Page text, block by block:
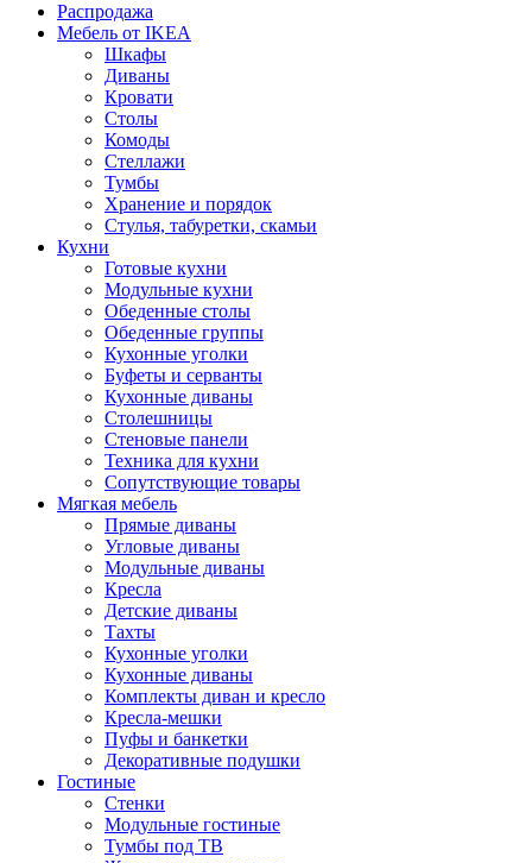
Распродажа
Мебель от IKEA
Шкафы
Диваны
Кровати
Столы
Комоды
Стеллажи
Тумбы
Хранение и порядок
Стулья, табуретки, скамьи
Кухни
Готовые кухни
Модульные кухни
Обеденные столы
Обеденные группы
Кухонные уголки
Буфеты и серванты
Кухонные диваны
Столешницы
Стеновые панели
Техника для кухни
Сопутствующие товары
Мягкая мебель
Прямые диваны
Угловые диваны
Модульные диваны
Кресла
Детские диваны
Тахты
Кухонные уголки
Кухонные диваны
Комплекты диван и кресло
Кресла-мешки
Пуфы и банкетки
Декоративные подушки
Гостиные
Стенки
Модульные гостиные
Тумбы под ТВ